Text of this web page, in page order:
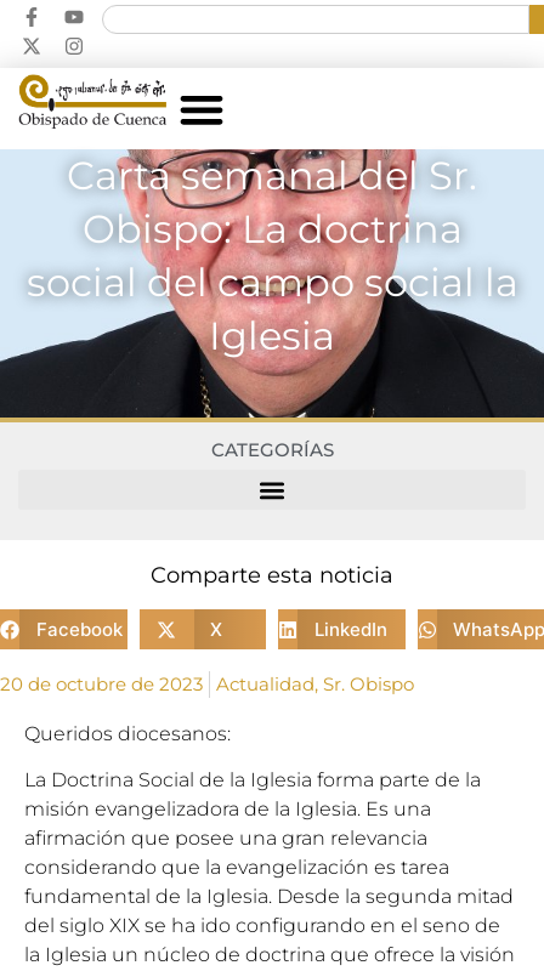
Carta semanal del Sr.
Obispo: La doctrina
social del campo social la
Iglesia
CATEGORÍAS
Comparte esta noticia
Facebook X LinkedIn WhatsApp
20 de octubre de 2023 Actualidad, Sr. Obispo
Queridos diocesanos:
La Doctrina Social de la Iglesia forma parte de la
misión evangelizadora de la Iglesia. Es una
afirmación que posee una gran relevancia
considerando que la evangelización es tarea
fundamental de la Iglesia. Desde la segunda mitad
del siglo XIX se ha ido configurando en el seno de
la Iglesia un núcleo de doctrina que ofrece la visión